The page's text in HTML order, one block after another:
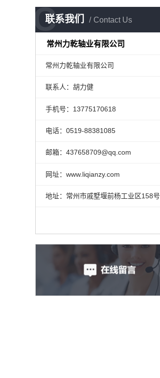
联系我们 Contact Us
C
常州力乾轴业有限公司
常州力乾轴业有限公司
联系人：胡力健
手机号：13775170618
电话：0519-88381085
邮箱：437658709@qq.com
网址：www.liqianzy.com
地址：常州市戚墅堰前杨工业区158号